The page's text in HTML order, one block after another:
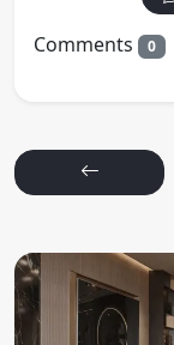
Comments 0